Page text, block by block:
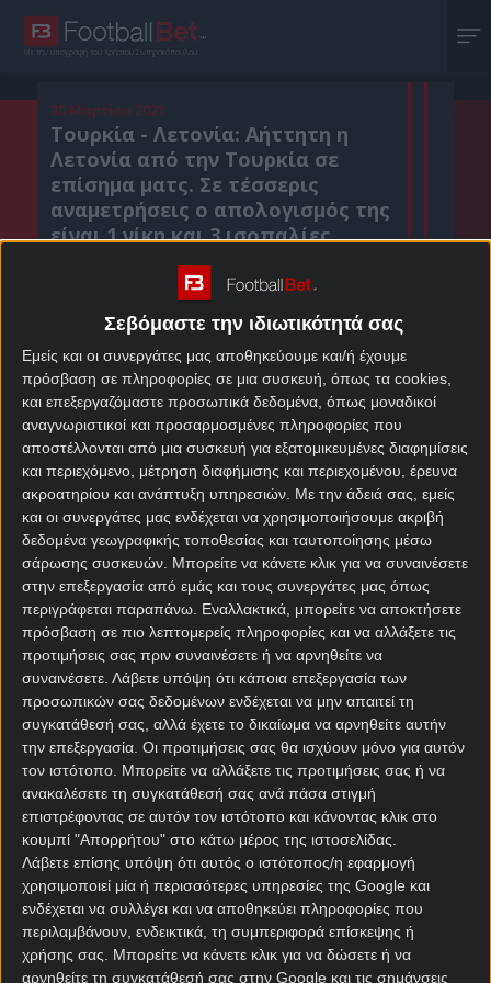
Σεβόμαστε την ιδιωτικότητά σας
Εμείς και οι συνεργάτες μας αποθηκεύουμε και/ή έχουμε
πρόσβαση σε πληροφορίες σε μια συσκευή, όπως τα cookies,
και επεξεργαζόμαστε προσωπικά δεδομένα, όπως μοναδικοί
αναγνωριστικοί και προσαρμοσμένες πληροφορίες που
αποστέλλονται από μια συσκευή για εξατομικευμένες διαφημίσεις
και περιεχόμενο, μέτρηση διαφήμισης και περιεχομένου, έρευνα
ακροατηρίου και ανάπτυξη υπηρεσιών. Με την άδειά σας, εμείς
και οι συνεργάτες μας ενδέχεται να χρησιμοποιήσουμε ακριβή
δεδομένα γεωγραφικής τοποθεσίας και ταυτοποίησης μέσω
σάρωσης συσκευών. Μπορείτε να κάνετε κλικ για να συναινέσετε
στην επεξεργασία από εμάς και τους συνεργάτες μας όπως
περιγράφεται παραπάνω. Εναλλακτικά, μπορείτε να αποκτήσετε
πρόσβαση σε πιο λεπτομερείς πληροφορίες και να αλλάξετε τις
προτιμήσεις σας πριν συναινέσετε ή να αρνηθείτε να
συναινέσετε. Λάβετε υπόψη ότι κάποια επεξεργασία των
προσωπικών σας δεδομένων ενδέχεται να μην απαιτεί τη
συγκατάθεσή σας, αλλά έχετε το δικαίωμα να αρνηθείτε αυτήν
την επεξεργασία. Οι προτιμήσεις σας θα ισχύουν μόνο για αυτόν
τον ιστότοπο. Μπορείτε να αλλάξετε τις προτιμήσεις σας ή να
ανακαλέσετε τη συγκατάθεσή σας ανά πάσα στιγμή
επιστρέφοντας σε αυτόν τον ιστότοπο και κάνοντας κλικ στο
κουμπί "Απορρήτου" στο κάτω μέρος της ιστοσελίδας.
Λάβετε επίσης υπόψη ότι αυτός ο ιστότοπος/η εφαρμογή
χρησιμοποιεί μία ή περισσότερες υπηρεσίες της Google και
ενδέχεται να συλλέγει και να αποθηκεύει πληροφορίες που
περιλαμβάνουν, ενδεικτικά, τη συμπεριφορά επίσκεψης ή
χρήσης σας. Μπορείτε να κάνετε κλικ για να δώσετε ή να
αρνηθείτε τη συγκατάθεσή σας στην Google και τις σημάνσεις
Με την υπογραφή του Χρήστου Σωτηρακόπουλου
30 Μαρτίου 2021
Τουρκία - Λετονία: Αήττητη η
Λετονία από την Τουρκία σε
επίσημα ματς. Σε τέσσερις
αναμετρήσεις ο απολογισμός της
είναι 1 νίκη και 3 ισοπαλίες.
Κοιν. :
Πρόσθεσε το Footballbet.gr στην Google
ΣΤΟΙΧΗΜΑΤΙΚΕΣ ΠΡΟΣΦΟΡΕΣ *
Αρχική Σελίδα
Χρήστος Σωτηρακόπουλος
Προγνωστικά
Βαθμολογίες - Στατιστικά
Κουπόνι
Πρόγραμμα TV
Προσφορές*